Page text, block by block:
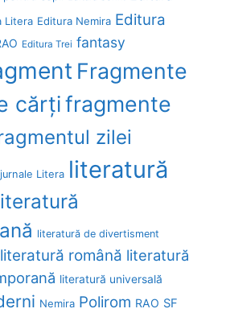
Litera Editura Nemira Editura
Editura Trei fantasy
Fragmente
cărțifragmente
zilei
jurnale Litera literatură
literatură de divertisment
literatură română literatură
literatură universală
Nemira Polirom RAO SF